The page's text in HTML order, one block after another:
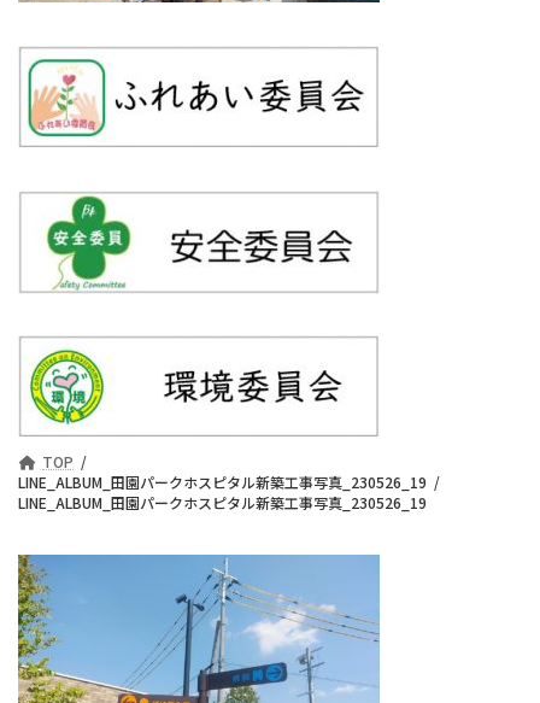
TOP
LINE_ALBUM_田園パークホスピタル新築工事写真_230526_19
LINE_ALBUM_田園パークホスピタル新築工事写真_230526_19